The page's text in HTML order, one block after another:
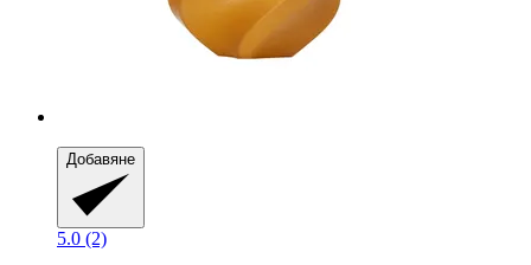
Добавяне
5.0 (2)